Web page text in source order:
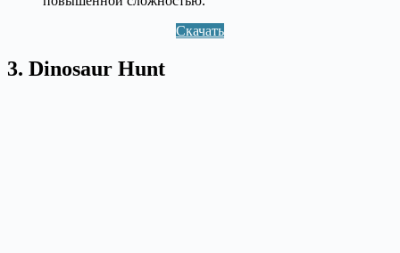
Скачать
3. Dinosaur Hunt